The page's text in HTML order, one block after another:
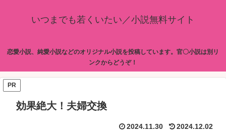
いつまでも若くいたい／小説無料サイト
恋愛小説、純愛小説などのオリジナル小説を投稿しています。官〇小説は別リ
ンクからどうぞ！
PR
効果絶大！夫婦交換
2024.11.30 2024.12.02